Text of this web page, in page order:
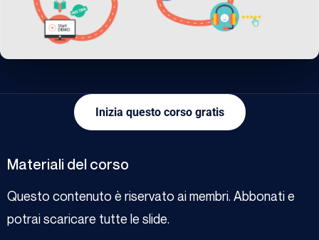
Inizia questo corso gratis
Materiali del corso
Questo contenuto è riservato ai membri. Abbonati e
potrai scaricare tutte le slide.